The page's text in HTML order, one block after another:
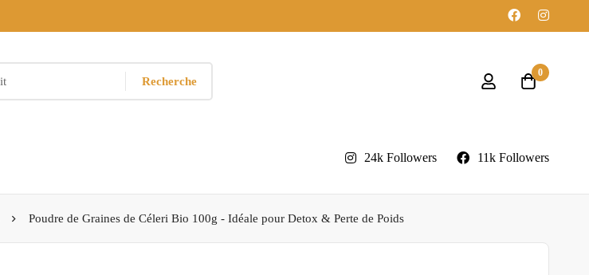
Recherche
0
24k Followers 11k Followers
Poudre de Graines de Céleri Bio 100g - Idéale pour Detox & Perte de Poids